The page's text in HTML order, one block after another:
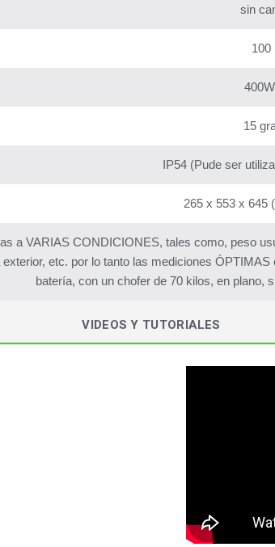
sin
100
15
IP54 (Pude ser
265 x 553 x 645
a VARIAS CONDICIONES, tales como, peso
etc. por lo tanto las mediciones
batería, con un chofer de 70 kilos, en plano,
VIDEOS Y TUTORIALES